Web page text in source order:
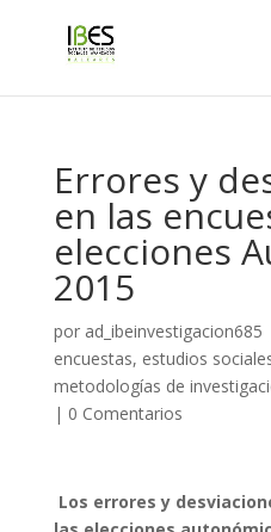
Errores y
en las
elecciones
2015
por ad_ibeinvestigacion685
encuestas, estudios
metodologías de
| 0 Comentarios
Los errores y